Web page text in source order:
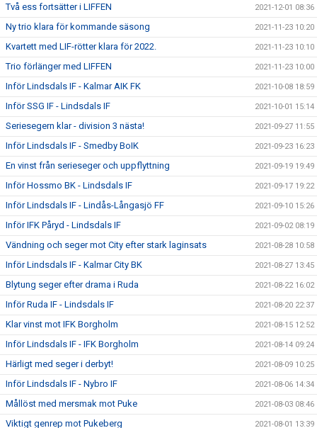
Två ess fortsätter i LIFFEN 2021-12-01 08:36
Ny trio klara för kommande säsong 2021-11-23 10:20
Kvartett med LIF-rötter klara för 2022. 2021-11-23 10:10
Trio förlänger med LIFFEN 2021-11-23 10:00
Inför Lindsdals IF - Kalmar AIK FK 2021-10-08 18:59
Inför SSG IF - Lindsdals IF 2021-10-01 15:14
Seriesegern klar - division 3 nästa! 2021-09-27 11:55
Inför Lindsdals IF - Smedby BoIK 2021-09-23 16:23
En vinst från serieseger och uppflyttning 2021-09-19 19:49
Inför Hossmo BK - Lindsdals IF 2021-09-17 19:22
Inför Lindsdals IF - Lindås-Långasjö FF 2021-09-10 15:26
Inför IFK Påryd - Lindsdals IF 2021-09-02 08:19
Vändning och seger mot City efter stark laginsats 2021-08-28 10:58
Inför Lindsdals IF - Kalmar City BK 2021-08-27 13:45
Blytung seger efter drama i Ruda 2021-08-22 16:02
Inför Ruda IF - Lindsdals IF 2021-08-20 22:37
Klar vinst mot IFK Borgholm 2021-08-15 12:52
Inför Lindsdals IF - IFK Borgholm 2021-08-14 09:24
Härligt med seger i derbyt! 2021-08-09 10:25
Inför Lindsdals IF - Nybro IF 2021-08-06 14:34
Mållöst med mersmak mot Puke 2021-08-03 08:46
Viktigt genrep mot Pukeberg 2021-08-01 13:39